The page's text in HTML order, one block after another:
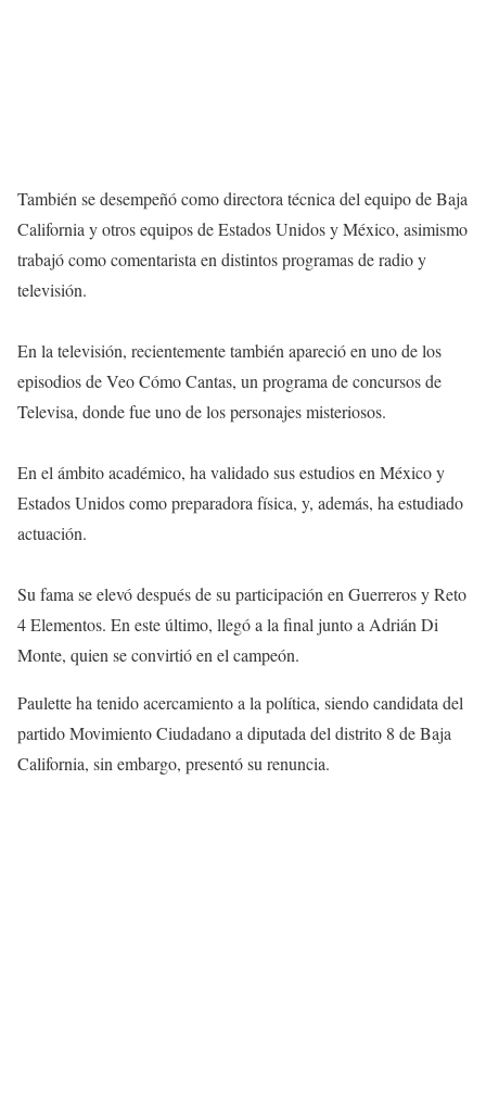
También se desempeñó como directora técnica del equipo de Baja
California y otros equipos de Estados Unidos y México, asimismo
trabajó como comentarista en distintos programas de radio y
televisión.
En la televisión, recientemente también apareció en uno de los
episodios de Veo Cómo Cantas, un programa de concursos de
Televisa, donde fue uno de los personajes misteriosos.
En el ámbito académico, ha validado sus estudios en México y
Estados Unidos como preparadora física, y, además, ha estudiado
actuación.
Su fama se elevó después de su participación en Guerreros y Reto
4 Elementos. En este último, llegó a la final junto a Adrián Di
Monte, quien se convirtió en el campeón.
Paulette ha tenido acercamiento a la política, siendo candidata del
partido Movimiento Ciudadano a diputada del distrito 8 de Baja
California, sin embargo, presentó su renuncia.